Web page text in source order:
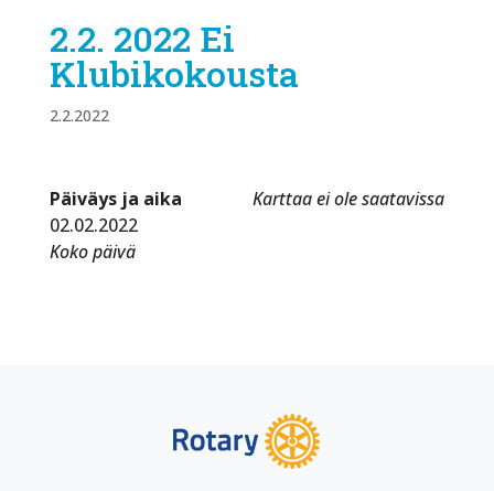
2.2. 2022 Ei
Klubikokousta
2.2.2022
Karttaa ei ole saatavissa
Päiväys ja aika
02.02.2022
Koko päivä